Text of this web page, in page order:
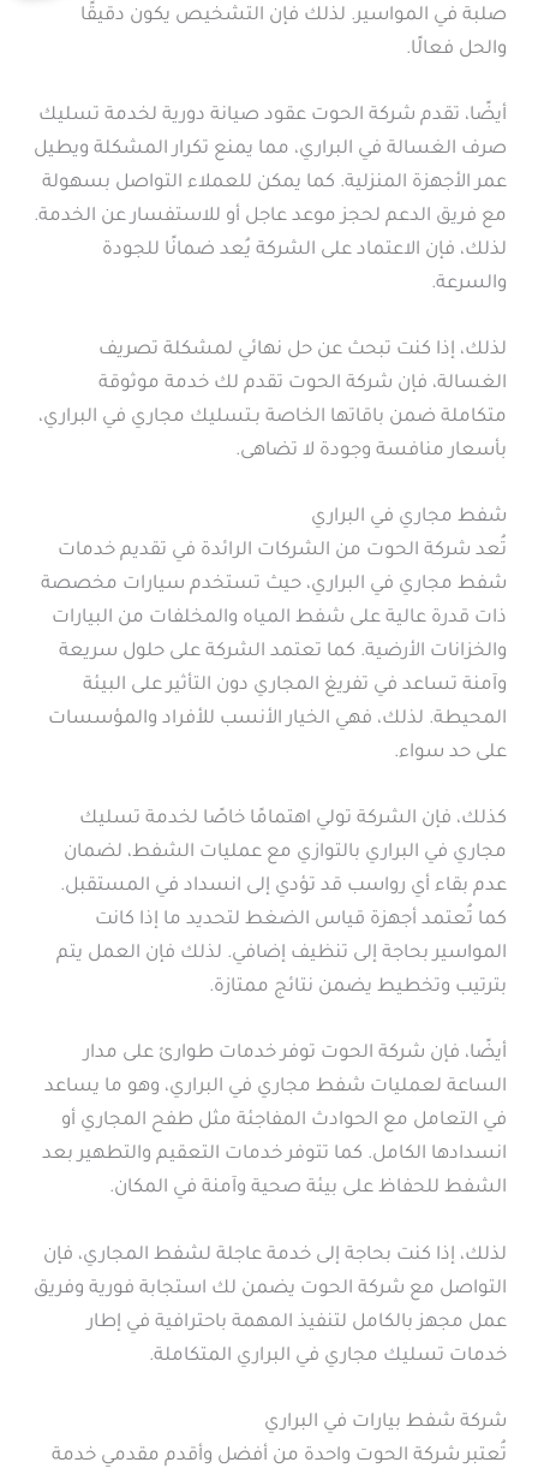
صلبة في المواسير. لذلك فإن التشخيص يكون دقيقًا
والحل فعالًا.
أيضًا، تقدم شركة الحوت عقود صيانة دورية لخدمة تسليك
صرف الغسالة في البراري، مما يمنع تكرار المشكلة ويطيل
عمر الأجهزة المنزلية. كما يمكن للعملاء التواصل بسهولة
مع فريق الدعم لحجز موعد عاجل أو للاستفسار عن الخدمة.
لذلك، فإن الاعتماد على الشركة يُعد ضمانًا للجودة
والسرعة.
لذلك، إذا كنت تبحث عن حل نهائي لمشكلة تصريف
الغسالة، فإن شركة الحوت تقدم لك خدمة موثوقة
متكاملة ضمن باقاتها الخاصة بـتسليك مجاري في البراري،
بأسعار منافسة وجودة لا تضاهى.
شفط مجاري في البراري
تُعد شركة الحوت من الشركات الرائدة في تقديم خدمات
شفط مجاري في البراري، حيث تستخدم سيارات مخصصة
ذات قدرة عالية على شفط المياه والمخلفات من البيارات
والخزانات الأرضية. كما تعتمد الشركة على حلول سريعة
وآمنة تساعد في تفريغ المجاري دون التأثير على البيئة
المحيطة. لذلك، فهي الخيار الأنسب للأفراد والمؤسسات
على حد سواء.
كذلك، فإن الشركة تولي اهتمامًا خاصًا لخدمة تسليك
مجاري في البراري بالتوازي مع عمليات الشفط، لضمان
عدم بقاء أي رواسب قد تؤدي إلى انسداد في المستقبل.
كما تُعتمد أجهزة قياس الضغط لتحديد ما إذا كانت
المواسير بحاجة إلى تنظيف إضافي. لذلك فإن العمل يتم
بترتيب وتخطيط يضمن نتائج ممتازة.
أيضًا، فإن شركة الحوت توفر خدمات طوارئ على مدار
الساعة لعمليات شفط مجاري في البراري، وهو ما يساعد
في التعامل مع الحوادث المفاجئة مثل طفح المجاري أو
انسدادها الكامل. كما تتوفر خدمات التعقيم والتطهير بعد
الشفط للحفاظ على بيئة صحية وآمنة في المكان.
لذلك، إذا كنت بحاجة إلى خدمة عاجلة لشفط المجاري، فإن
التواصل مع شركة الحوت يضمن لك استجابة فورية وفريق
عمل مجهز بالكامل لتنفيذ المهمة باحترافية في إطار
خدمات تسليك مجاري في البراري المتكاملة.
شركة شفط بيارات في البراري
تُعتبر شركة الحوت واحدة من أفضل وأقدم مقدمي خدمة